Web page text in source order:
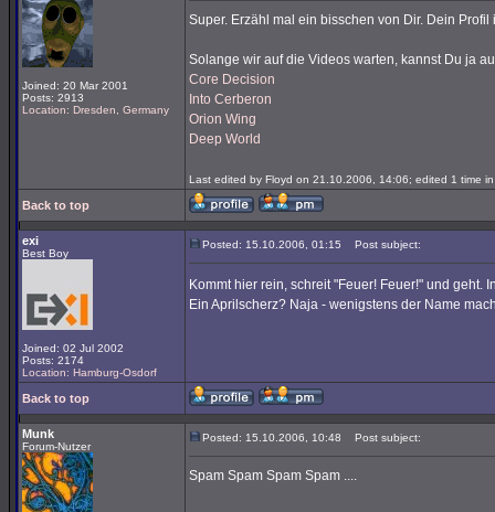
Joined: 20 Mar 2001
Posts: 2913
Location: Dresden, Germany
Super. Erzähl mal ein bisschen von Dir. Dein Profil
Solange wir auf die Videos warten, kannst Du ja
Core Decision
Into Cerberon
Orion Wing
Deep World
Last edited by Floyd on 21.10.2006, 14:06; edited 1 time
Back to top
exi
Best Boy
Joined: 02 Jul 2002
Posts: 2174
Location: Hamburg-Osdorf
Posted: 15.10.2006, 01:15 Post subject:
Kommt hier rein, schreit "Feuer! Feuer!" und
Ein Aprilscherz? Naja - wenigstens der Name
Back to top
Munk
Forum-Nutzer
Posted: 15.10.2006, 10:48 Post subject:
Spam Spam Spam Spam ....